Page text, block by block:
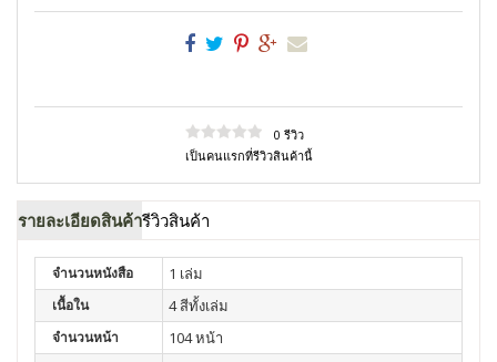
0 รีวิว
เป็นคนแรกที่รีวิวสินค้านี้
รายละเอียดสินค้ารีวิวสินค้า
จำนวนหนังสือ 1 เล่ม
เนื้อใน 4 สีทั้งเล่ม
จำนวนหน้า 104 หน้า